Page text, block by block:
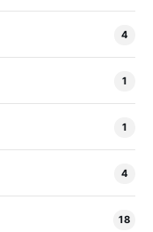
4
1
1
4
18